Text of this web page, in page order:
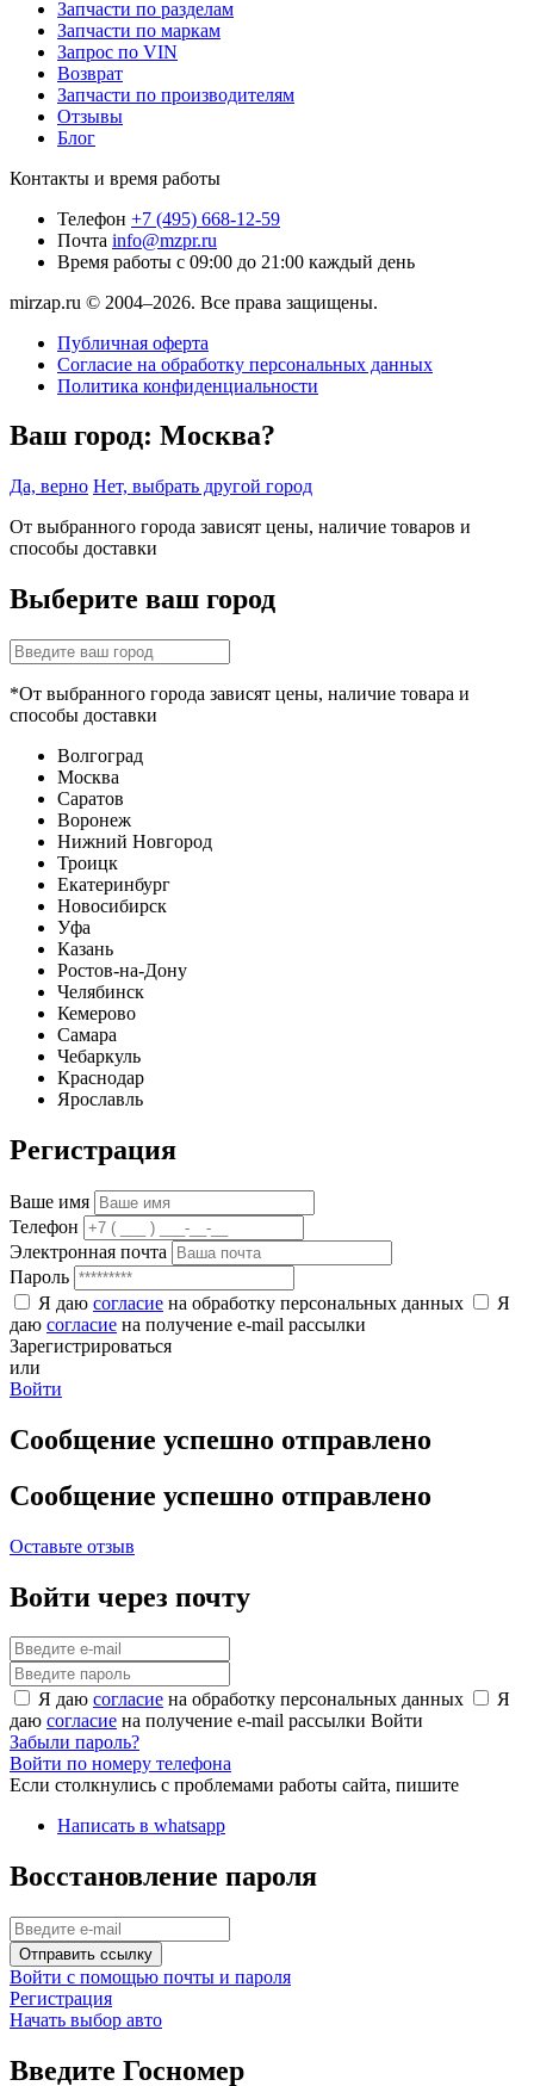
Запчасти по разделам
Запчасти по маркам
Запрос по VIN
Возврат
Запчасти по производителям
Отзывы
Блог
Контакты и время работы
Телефон +7 (495) 668-12-59
Почта info@mzpr.ru
Время работы с 09:00 до 21:00 каждый день
mirzap.ru © 2004–2026. Все права защищены.
Публичная оферта
Согласие на обработку персональных данных
Политика конфиденциальности
Ваш город: Москва?
Да, верно Нет, выбрать другой город
От выбранного города зависят цены, наличие товаров и
способы доставки
Выберите ваш город
*От выбранного города зависят цены, наличие товара и
способы доставки
Волгоград
Москва
Саратов
Воронеж
Нижний Новгород
Троицк
Екатеринбург
Новосибирск
Уфа
Казань
Ростов-на-Дону
Челябинск
Кемерово
Самара
Чебаркуль
Краснодар
Ярославль
Регистрация
Ваше имя
Телефон
Электронная почта
Пароль
Я даю согласие на обработку персональных данных
Я
даю согласие на получение e-mail рассылки
Зарегистрироваться
или
Войти
Сообщение успешно отправлено
Сообщение успешно отправлено
Оставьте отзыв
Войти через почту
Я даю согласие на обработку персональных данных
Я
даю согласие на получение e-mail рассылки Войти
Забыли пароль?
Войти по номеру телефона
Если столкнулись с проблемами работы сайта, пишите
Написать в whatsapp
Восстановление пароля
Отправить ссылку
Войти с помощью почты и пароля
Регистрация
Начать выбор авто
Введите Госномер